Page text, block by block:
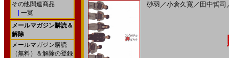
その他関連商品
一覧
メールマガジン購読＆
解除
メールマガジン購読
（無料）＆解除の登録
砂羽 ／小倉久寛／ 田中哲司